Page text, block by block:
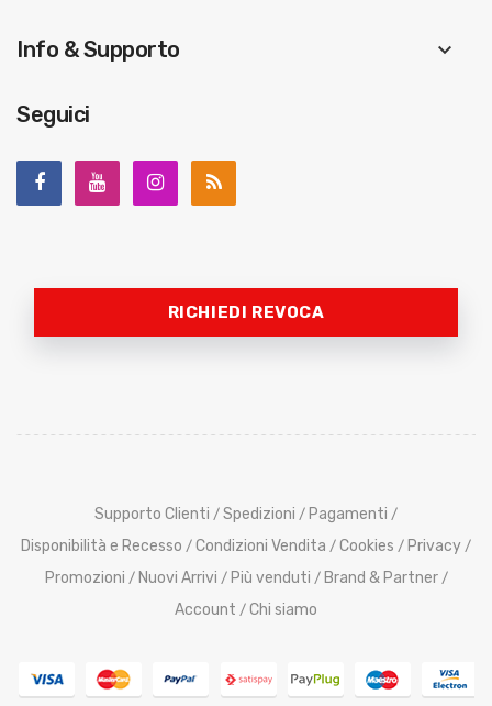
Info & Supporto keyboard_arrow_down
Seguici
RICHIEDI REVOCA
Supporto Clienti / Spedizioni / Pagamenti /
Disponibilità e Recesso / Condizioni Vendita / Cookies / Privacy /
Promozioni / Nuovi Arrivi / Più venduti / Brand & Partner /
Account / Chi siamo